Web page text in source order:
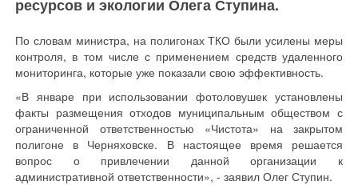
ресурсов и экологии Олега Ступина.
По словам министра, на полигонах ТКО были усилены меры
контроля, в том числе с применением средств удаленного
мониторинга, которые уже показали свою эффективность.
«В январе при использовании фотоловушек установлены
факты размещения отходов муниципальным обществом с
ограниченной ответственностью «Чистота» на закрытом
полигоне в Черняховске. В настоящее время решается
вопрос о привлечении данной организации к
административной ответственности», - заявил Олег Ступин.